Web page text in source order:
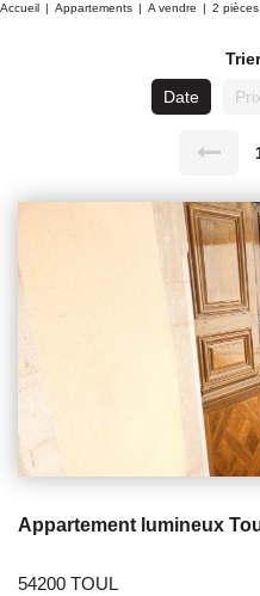
Accueil Appartements A vendre 2 pièces
Date
Appartement lumineux
54200 TOUL